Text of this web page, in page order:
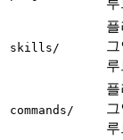
skills/
플
루
commands/
플
루